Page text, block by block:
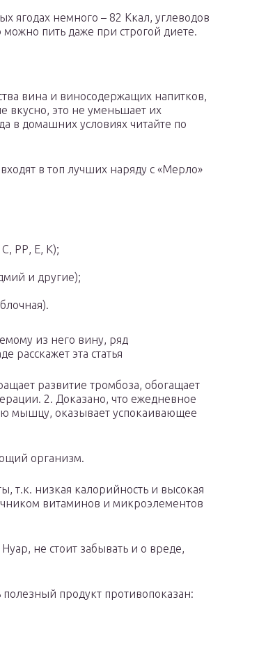
ягодах немного – 82 Ккал, углеводов
пить даже при строгой диете.
вина и виносодержащих напитков,
вкусно, это не уменьшает их
в домашних условиях читайте по
в топ лучших наряду с «Мерло»
РР, Е, К);
и другие);
из него вину, ряд
расскажет эта статья
развитие тромбоза, обогащает
2. Доказано, что ежедневное
мышцу, оказывает успокаивающее
организм.
т.к. низкая калорийность и высокая
витаминов и микроэлементов
не стоит забывать и о вреде,
продукт противопоказан: